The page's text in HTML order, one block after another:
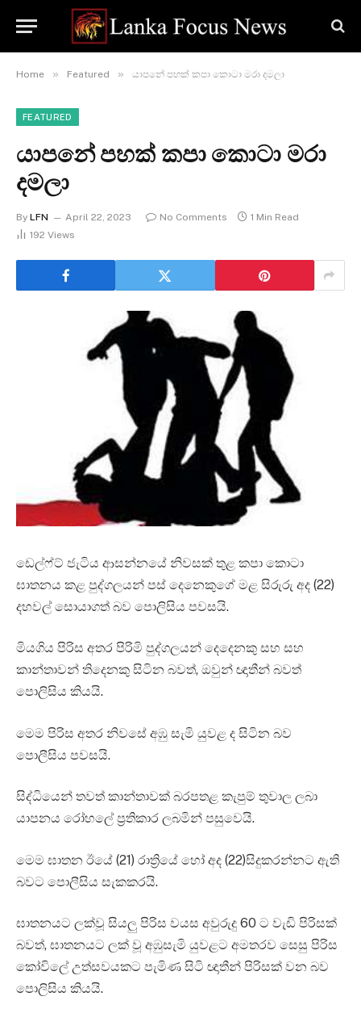
Home » Featured » යාපනේ පහක් කපා කොටා මරා දමලා
FEATURED
යාපනේ පහක් කපා කොටා මරා
දමලා
By LFN April 22, 2023 No Comments
1 Min Read
192 Views
ඩෙල්ෆ්ට් ජැටිය ආසන්නයේ නිවසක් තුළ කපා කොටා
ඝාතනය කළ පුද්ගලයන් පස් දෙනෙකුගේ මළ සිරුරු අද (22)
දහවල් සොයාගත් බව පොලිසිය පවසයි.
මියගිය පිරිස අතර පිරිමි පුද්ගලයන් දෙදෙනකු සහ සහ
කාන්තාවන් තිදෙනකු සිටින බවත්, ඔවුන් ඥාතීන් බවත්
පොලිසිය කියයි.
මෙම පිරිස අතර නිවසේ අඹු සැමි යුවළ ද සිටින බව
පොලීසිය පවසයි.
සිද්ධියෙන් තවත් කාන්තාවක් බරපතළ කැපුම් තුවාල ලබා
යාපනය රෝහලේ ප්‍රතිකාර ලබමින් පසුවෙයි.
මෙම ඝාතන ඊයේ (21) රාත්‍රියේ හෝ අද (22)සිදුකරන්නට ඇති
බවට පොලීසිය සැකකරයි.
ඝාතනයට ලක්වූ සියලු පිරිස වයස අවුරුදු 60 ට වැඩි පිරිසක්
බවත්, ඝාතනයට ලක් වූ අඹුසැමි යුවළට අමතරව සෙසු පිරිස
කෝවිලේ උත්සවයකට පැමිණ සිටි ඥාතීන් පිරිසක් වන බව
පොලිසිය කියයි.